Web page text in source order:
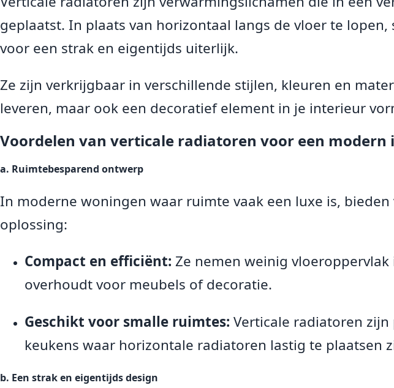
geplaatst. In plaats van horizontaal langs de vloer te
voor een strak en eigentijds uiterlijk.
Ze zijn verkrijgbaar in verschillende stijlen, kleuren en
leveren, maar ook een decoratief element in je interieur
Voordelen van verticale radiatoren voor een
a. Ruimtebesparend ontwerp
In moderne woningen waar ruimte vaak een luxe is,
oplossing:
Compact en efficiënt: Ze nemen weinig
overhoudt voor meubels of decoratie.
Geschikt voor smalle ruimtes: Verticale radiatoren
keukens waar horizontale radiatoren lastig te plaatsen
b. Een strak en eigentijds design